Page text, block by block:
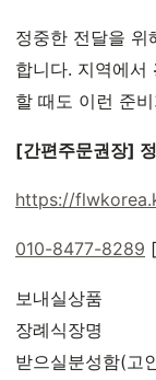
정중한 전달을 위
합니다. 지역에서
할 때도 이런 준
[간편주문권장]
https://
010-8477-8289
보내실상품
장례식장명
받으실분성함(고